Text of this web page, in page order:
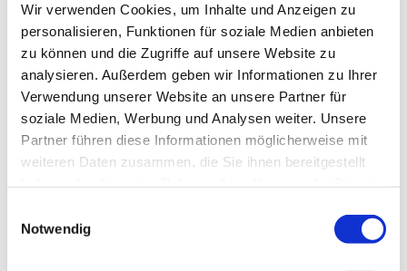
Wir verwenden Cookies, um Inhalte und Anzeigen zu
personalisieren, Funktionen für soziale Medien anbieten
zu können und die Zugriffe auf unsere Website zu
analysieren. Außerdem geben wir Informationen zu Ihrer
Verwendung unserer Website an unsere Partner für
soziale Medien, Werbung und Analysen weiter. Unsere
Partner führen diese Informationen möglicherweise mit
weiteren Daten zusammen, die Sie ihnen bereitgestellt
Notwendig
Anhängerkupplung für Renault Scenic III: Anhängerkupplung